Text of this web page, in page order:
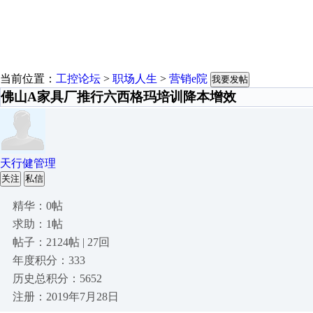
当前位置： 工控论坛 > 职场人生 > 营销e院 我要发帖
佛山A家具厂推行六西格玛培训降本增效
天行健管理
关注 私信
精华：0帖
求助：1帖
帖子：2124帖 | 27回
年度积分：333
历史总积分：5652
注册：2019年7月28日